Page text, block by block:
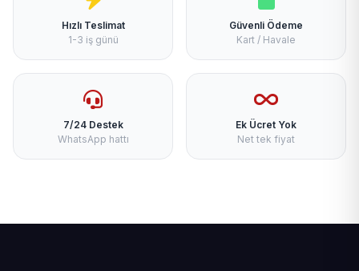
Hızlı Teslimat
1-3 iş günü
Güvenli Ödeme
Kart / Havale
7/24 Destek
WhatsApp hattı
Ek Ücret Yok
Net tek fiyat